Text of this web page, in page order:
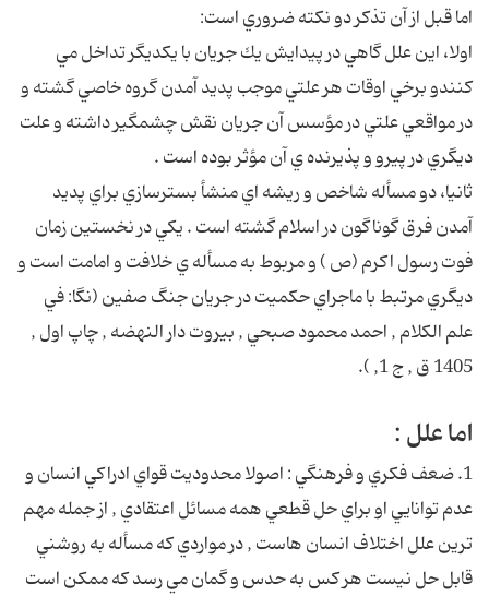
اما قبل از آن تذكر دو نكته ضروري است:
اولا، اين علل گاهي در پيدايش يك جريان با يكديگر تداخل مي
كنندو برخي اوقات هر علتي موجب پديد آمدن گروه خاصي گشته و
در مواقعي علتي در مؤسس آن جريان نقش چشمگير داشته و علت
ديگري در پيرو و پذيرنده ي آن مؤثر بوده است .
ثانيا، دو مسأله شاخص و ريشه اي منشأ بسترسازي براي پديد
آمدن فرق گوناگون در اسلام گشته است . يكي در نخستين زمان
فوت رسول اكرم (ص ) و مربوط به مسأله ي خلافت و امامت است و
ديگري مرتبط با ماجراي حكميت در جريان جنگ صفين (نگا: في
علم الكلام , احمد محمود صبحي , بيروت دار النهضه , چاپ اول ,
1405 ق , ج 1, ).
اما علل :
1. ضعف فكري و فرهنگي : اصولا محدوديت قواي ادراكي انسان و
عدم توانايي او براي حل قطعي همه مسائل اعتقادي , از جمله مهم
ترين علل اختلاف انسان هاست , در مواردي كه مسأله به روشني
قابل حل نيست هر كس به حدس و گمان مي رسد كه ممكن است